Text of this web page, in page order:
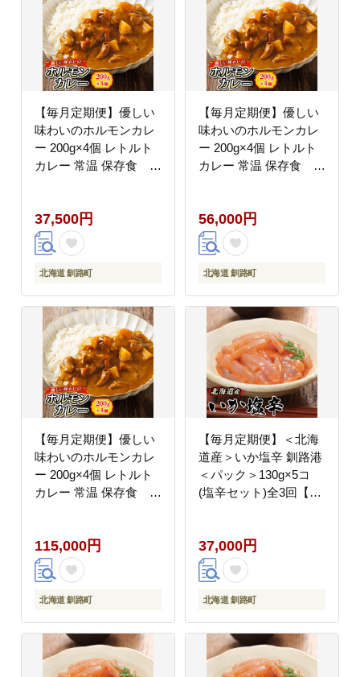
【毎月定期便】優しい
味わいのホルモンカレ
ー 200g×4個 レトルト
カレー 常温 保存食 全
37,500円
北海道 釧路町
【毎月定期便】優しい
味わいのホルモンカレ
ー 200g×4個 レトルト
カレー 常温 保存食 全
56,000円
北海道 釧路町
【毎月定期便】優しい
味わいのホルモンカレ
ー 200g×4個 レトルト
カレー 常温 保存食 全
115,000円
北海道 釧路町
【毎月定期便】＜北海
道産＞いか塩辛 釧路港
＜パック＞130g×5コ
(塩辛セット)全3回【配
37,000円
北海道 釧路町